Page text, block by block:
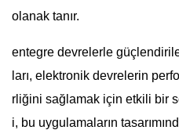
olanak tanır.
entegre devrelerle
ları, elektronik devrelerin
rliğini sağlamak için etkili bir
i, bu uygulamaların